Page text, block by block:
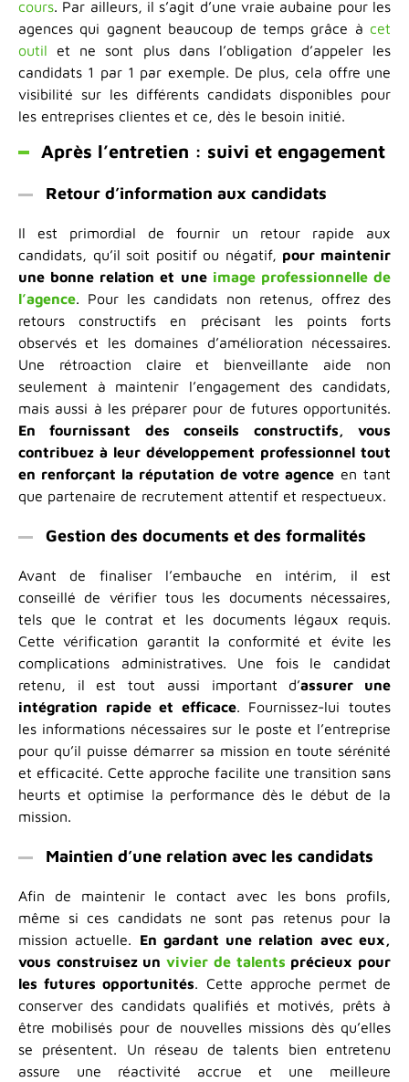
cours. Par ailleurs, il s’agit d’une vraie aubaine pour les
agences qui gagnent beaucoup de temps grâce à cet
outil et ne sont plus dans l’obligation d’appeler les
candidats 1 par 1 par exemple. De plus, cela offre une
visibilité sur les différents candidats disponibles pour
les entreprises clientes et ce, dès le besoin initié.
Après l’entretien : suivi et engagement
Retour d’information aux candidats
Il est primordial de fournir un retour rapide aux
candidats, qu’il soit positif ou négatif, pour maintenir
une bonne relation et une image professionnelle de
l’agence. Pour les candidats non retenus, offrez des
retours constructifs en précisant les points forts
observés et les domaines d’amélioration nécessaires.
Une rétroaction claire et bienveillante aide non
seulement à maintenir l’engagement des candidats,
mais aussi à les préparer pour de futures opportunités.
En fournissant des conseils constructifs, vous
contribuez à leur développement professionnel tout
en renforçant la réputation de votre agence en tant
que partenaire de recrutement attentif et respectueux.
Gestion des documents et des formalités
Avant de finaliser l’embauche en intérim, il est
conseillé de vérifier tous les documents nécessaires,
tels que le contrat et les documents légaux requis.
Cette vérification garantit la conformité et évite les
complications administratives. Une fois le candidat
retenu, il est tout aussi important d’assurer une
intégration rapide et efficace. Fournissez-lui toutes
les informations nécessaires sur le poste et l’entreprise
pour qu’il puisse démarrer sa mission en toute sérénité
et efficacité. Cette approche facilite une transition sans
heurts et optimise la performance dès le début de la
mission.
Maintien d’une relation avec les candidats
Afin de maintenir le contact avec les bons profils,
même si ces candidats ne sont pas retenus pour la
mission actuelle. En gardant une relation avec eux,
vous construisez unvivier de talents précieux pour
les futures opportunités. Cette approche permet de
conserver des candidats qualifiés et motivés, prêts à
être mobilisés pour de nouvelles missions dès qu’elles
se présentent. Un réseau de talents bien entretenu
assure une réactivité accrue et une meilleure